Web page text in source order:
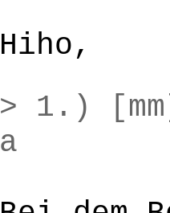
Hiho,
> 1.)
a